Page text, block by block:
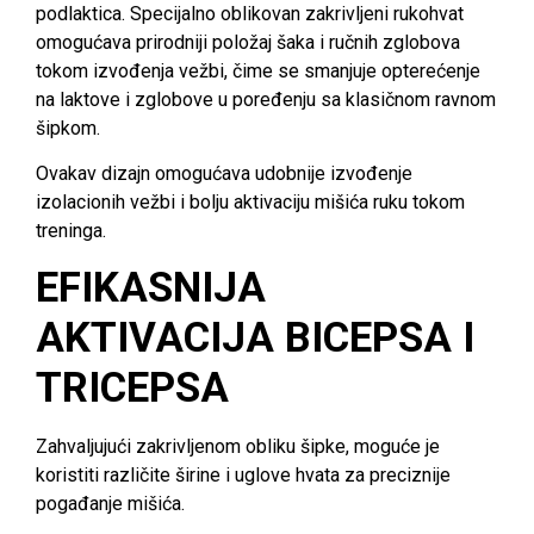
podlaktica. Specijalno oblikovan zakrivljeni rukohvat
omogućava prirodniji položaj šaka i ručnih zglobova
tokom izvođenja vežbi, čime se smanjuje opterećenje
na laktove i zglobove u poređenju sa klasičnom ravnom
šipkom.
Ovakav dizajn omogućava udobnije izvođenje
izolacionih vežbi i bolju aktivaciju mišića ruku tokom
treninga.
EFIKASNIJA
AKTIVACIJA BICEPSA I
TRICEPSA
Zahvaljujući zakrivljenom obliku šipke, moguće je
koristiti različite širine i uglove hvata za preciznije
pogađanje mišića.